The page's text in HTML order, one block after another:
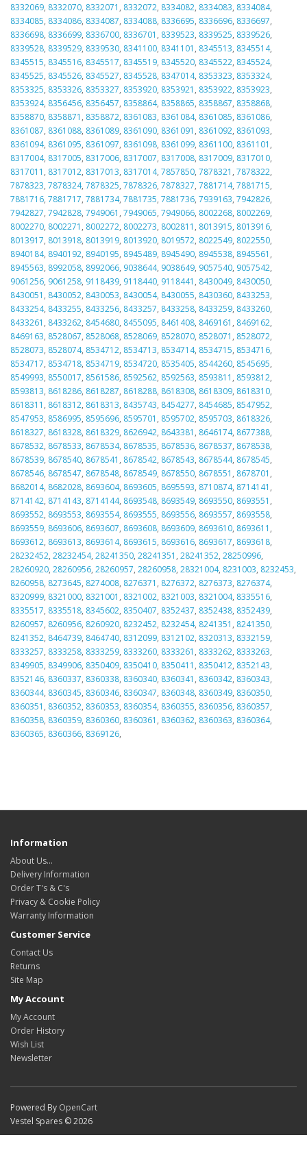
8332069, 8332070, 8332071 , 8332072, 8334082, 8334083, 8334084,
8334085, 8334086, 8334087, 8334088, 8336695, 8336696, 8336697,
8336698, 8336699, 8336700, 8336701 , 8339523, 8339525, 8339526,
8339528, 8339529, 8339530, 8341100, 8341101 , 8345513, 8345514,
8345515, 8345516, 8345517, 8345519, 8345520, 8345522, 8345524,
8345525, 8345526, 8345527, 8345528, 8347014, 8353323, 8353324,
8353325, 8353326, 8353327, 8353920, 8353921 , 8353922, 8353923,
8353924, 8356456, 8356457, 8358864, 8358865, 8358867, 8358868,
8358870, 8358871 , 8358872, 8361083, 8361084, 8361085, 8361086,
8361087, 8361088, 8361089, 8361090, 8361091 , 8361092, 8361093,
8361094, 8361095, 8361097, 8361098, 8361099, 8361100, 8361101 ,
8317004, 8317005, 8317006, 8317007, 8317008, 8317009, 8317010,
8317011 , 8317012, 8317013, 8317014, 7857850, 7878321 , 7878322,
7878323, 7878324, 7878325, 7878326, 7878327, 7881714, 7881715,
7881716, 7881717, 7881734, 7881735, 7881736, 7939163, 7942826,
7942827, 7942828, 7949061 , 7949065, 7949066, 8002268, 8002269,
8002270, 8002271 , 8002272, 8002273, 8002811 , 8013915, 8013916,
8013917, 8013918, 8013919, 8013920, 8019572, 8022549, 8022550,
8940184, 8940192, 8940195, 8945489, 8945490, 8945538, 8945561 ,
8945563, 8992058, 8992066, 9038644, 9038649, 9057540, 9057542,
9061256, 9061258, 9118439, 9118440, 9118441 , 8430049, 8430050,
8430051 , 8430052, 8430053, 8430054, 8430055, 8430360, 8433253,
8433254, 8433255, 8433256, 8433257, 8433258, 8433259, 8433260,
8433261 , 8433262, 8454680, 8455095, 8461408, 8469161 , 8469162,
8469163, 8528067, 8528068, 8528069, 8528070, 8528071 , 8528072,
8528073, 8528074, 8534712, 8534713, 8534714, 8534715, 8534716,
8534717, 8534718, 8534719, 8534720, 8535405, 8544260, 8545695,
8549993, 8550017, 8561586, 8592562, 8592563, 8593811 , 8593812,
8593813, 8618286, 8618287, 8618288, 8618308, 8618309, 8618310,
8618311 , 8618312, 8618313, 8435743, 8454277, 8454685, 8547952,
8547953, 8586995, 8595696, 8595701 , 8595702, 8595703, 8618326,
8618327, 8618328, 8618329, 8626942, 8643381 , 8646174, 8677388,
8678532, 8678533, 8678534, 8678535, 8678536, 8678537, 8678538,
8678539, 8678540, 8678541 , 8678542, 8678543, 8678544, 8678545,
8678546, 8678547, 8678548, 8678549, 8678550, 8678551 , 8678701 ,
8682014, 8682028, 8693604, 8693605, 8695593, 8710874, 8714141 ,
8714142, 8714143, 8714144, 8693548, 8693549, 8693550, 8693551 ,
8693552, 8693553, 8693554, 8693555, 8693556, 8693557, 8693558,
8693559, 8693606, 8693607, 8693608, 8693609, 8693610, 8693611 ,
8693612, 8693613, 8693614, 8693615, 8693616, 8693617, 8693618,
28232452, 28232454, 28241350, 28241351 , 28241352, 28250996,
28260920, 28260956, 28260957, 28260958, 28321004, 8231003, 8232453,
8260958, 8273645, 8274008, 8276371 , 8276372, 8276373, 8276374,
8320999, 8321000, 8321001 , 8321002, 8321003, 8321004, 8335516,
8335517, 8335518, 8345602, 8350407, 8352437, 8352438, 8352439,
8260957, 8260956, 8260920, 8232452, 8232454, 8241351 , 8241350,
8241352, 8464739, 8464740, 8312099, 8312102, 8320313, 8332159,
8333257, 8333258, 8333259, 8333260, 8333261 , 8333262, 8333263,
8349905, 8349906, 8350409, 8350410, 8350411 , 8350412, 8352143,
8352146, 8360337, 8360338, 8360340, 8360341 , 8360342, 8360343,
8360344, 8360345, 8360346, 8360347, 8360348, 8360349, 8360350,
8360351 , 8360352, 8360353, 8360354, 8360355, 8360356, 8360357,
8360358, 8360359, 8360360, 8360361 , 8360362, 8360363, 8360364,
8360365, 8360366, 8369126,
Information
About Us…
Delivery Information
Order T's & C's
Privacy & Cookie Policy
Warranty Information
Customer Service
Contact Us
Returns
Site Map
My Account
My Account
Order History
Wish List
Newsletter
Powered By OpenCart
Vestel Spares © 2026